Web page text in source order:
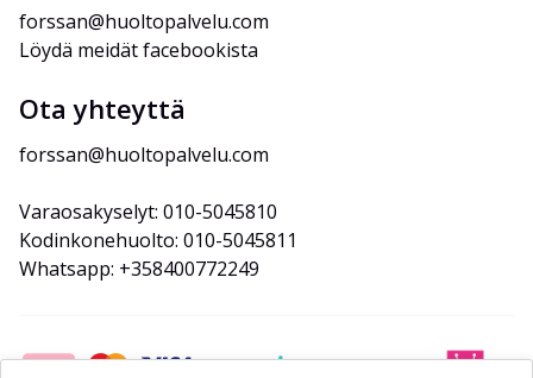
forssan@huoltopalvelu.com
Löydä meidät facebookista
Ota yhteyttä
forssan@huoltopalvelu.com
Varaosakyselyt: 010-5045810
Kodinkonehuolto: 010-5045811
Whatsapp: +358400772249